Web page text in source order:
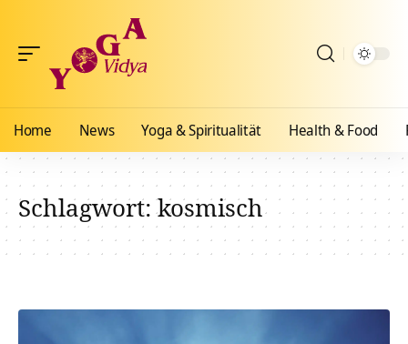
Home News Yoga & Spiritualität Health & Food
Schlagwort:kosmisch